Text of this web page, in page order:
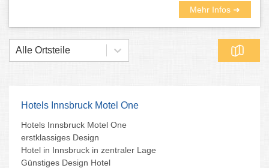
Mehr Infos ➜
Alle Ortsteile
Hotels Innsbruck Motel One
Hotels Innsbruck Motel One
erstklassiges Design
Hotel in Innsbruck in zentraler Lage
Günstiges Design Hotel